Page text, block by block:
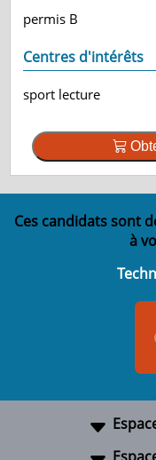
permis B
Centres d'intérêts
sport lecture
Ces candidats sont
à